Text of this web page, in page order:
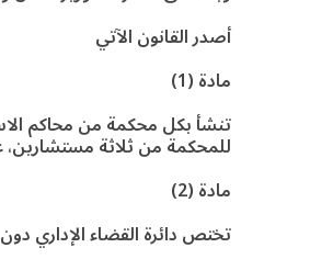
أصدر القانون الآتي
مادة (1)
تنشأ بكل محكمة من محاكم
للمحكمة من ثلاثة مستشارين،
مادة (2)
تختص دائرة القضاء الإداري